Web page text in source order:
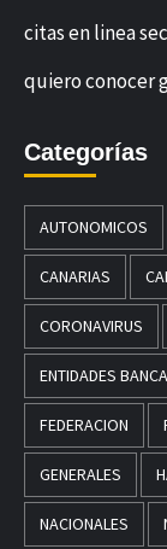
citas en linea
quiero conocer
Categorías
AUTONOMICOS
CANARIAS
CORONAVIRUS
ENTIDADES
FEDERACION
GENERALES
NACIONALES